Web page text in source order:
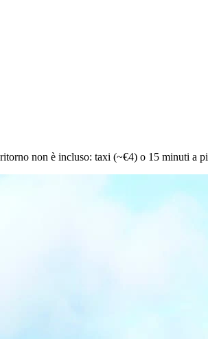
non è incluso: taxi (~€4) o 15 minuti a